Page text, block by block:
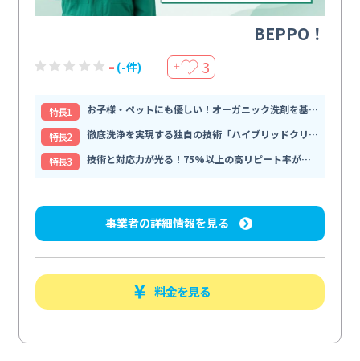
BEPPO！
- (-件) ＋ 3
特⻑1
お子様・ペットにも優しい！オーガニック洗剤を基軸とした安全な
特⻑2
徹底洗浄を実現する独自の技術「ハイブリッドクリーニング」
特⻑3
技術と対応力が光る！75%以上の高リピート率が信頼の証
事業者の詳細情報を見る
料金を見る